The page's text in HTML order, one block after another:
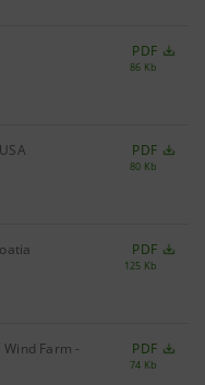
PDF
86 Kb
PDF
80 Kb
PDF
125 Kb
Farm -
PDF
74 Kb